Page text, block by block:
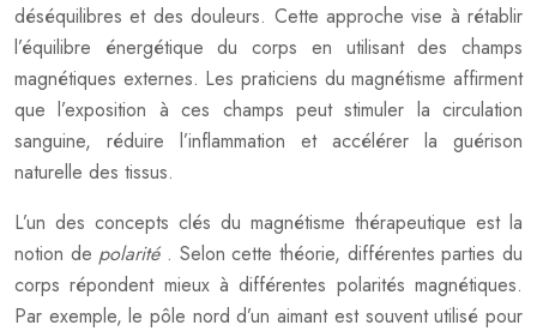
déséquilibres et des douleurs. Cette approche vise à rétablir
l’équilibre énergétique du corps en utilisant des champs
magnétiques externes. Les praticiens du magnétisme affirment
que l’exposition à ces champs peut stimuler la circulation
sanguine, réduire l’inflammation et accélérer la guérison
naturelle des tissus.
L’un des concepts clés du magnétisme thérapeutique est la
notion de polarité . Selon cette théorie, différentes parties du
corps répondent mieux à différentes polarités magnétiques.
Par exemple, le pôle nord d’un aimant est souvent utilisé pour